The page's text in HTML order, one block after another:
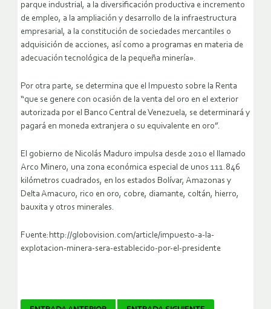
parque industrial, a la diversificación productiva e incremento
de empleo, a la ampliación y desarrollo de la infraestructura
empresarial, a la constitución de sociedades mercantiles o
adquisición de acciones, así como a programas en materia de
adecuación tecnológica de la pequeña minería».
Por otra parte, se determina que el Impuesto sobre la Renta
“que se genere con ocasión de la venta del oro en el exterior
autorizada por el Banco Central de Venezuela, se determinará y
pagará en moneda extranjera o su equivalente en oro”.
El gobierno de Nicolás Maduro impulsa desde 2010 el llamado
Arco Minero, una zona económica especial de unos 111.846
kilómetros cuadrados, en los estados Bolívar, Amazonas y
Delta Amacuro, rico en oro, cobre, diamante, coltán, hierro,
bauxita y otros minerales.
Fuente:http://globovision.com/article/impuesto-a-la-
explotacion-minera-sera-establecido-por-el-presidente